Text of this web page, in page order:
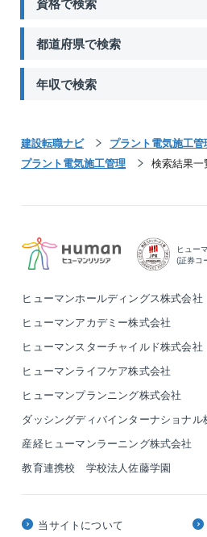
まもなく100周年を迎える歴史
都道府県で検索
年収で検索
建設転職ナビ
プラント電気施工管
プラント電気施工管理
検索結果一
ヒュー
(証券コ
ヒューマンホールディングス株式会社
ヒューマンアカデミー株式会社
ヒューマンスターチャイルド株式会社
ヒューマンライフケア株式会社
ヒューマンプランニング株式会社
ダッシングディバインターナショナル
産経ヒューマンラーニング株式会社
教育連携校 学校法人佐藤学園
当サイトについて